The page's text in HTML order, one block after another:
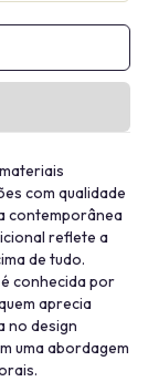
com qualidade
contemporânea
reflete a
de tudo.
conhecida por
aprecia
no design
uma abordagem